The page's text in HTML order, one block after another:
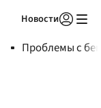
Новости
Проблемы с